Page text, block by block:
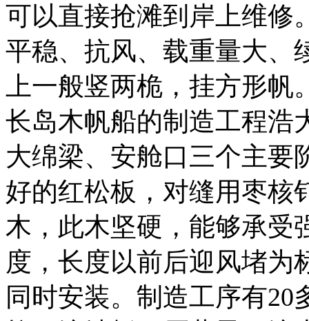
可以直接抢滩到岸上维修
平稳、抗风、载重量大、
上一般竖两桅，挂方形帆
长岛木帆船的制造工程浩
大绵梁、安舱口三个主要
好的红松板，对缝用枣核
木，此木坚硬，能够承受
度，长度以前后迎风堵为
同时安装。制造工序有